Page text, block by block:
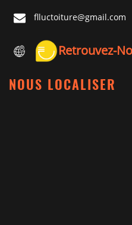
flluctoiture@gmail.com
Retrouvez-
NOUS LOCALISER